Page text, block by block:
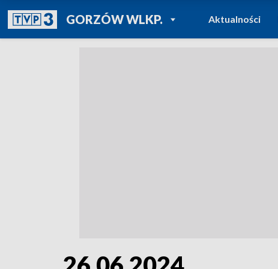
GORZÓW WLKP.POWRÓT DO
TVP REGIONY
Aktualności